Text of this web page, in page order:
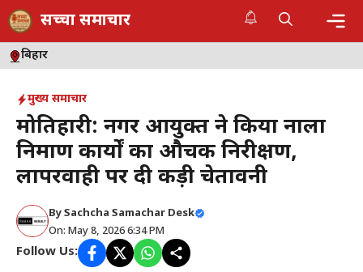
Skip
to
content
सच्चा समाचार
बिहार
मुख्य समाचार
मोतिहारी: नगर आयुक्त ने किया नाला
निर्माण कार्यों का औचक निरीक्षण,
लापरवाही पर दी कड़ी चेतावनी
BySachcha Samachar Desk
On: May 8, 2026 6:34 PM
Follow Us: